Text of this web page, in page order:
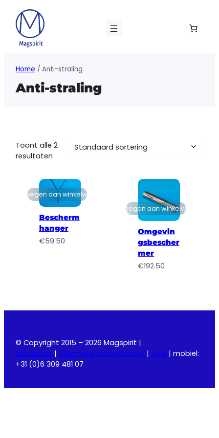
naar
inhoud
Home / Anti-straling
Anti-straling
Toont alle 2
resultaten
Toevoegen aan winkelwagen
Bescherm
hanger
€59.50
Toevoegen aan winkelwagen
Omgevin
gsbescher
mer
€192.50
© Copyright 2015 – 2026 Magspirit |
Disclaimer | Algemene voorwaarden | AVG | mobiel:
+31 (0)6 309 481 07